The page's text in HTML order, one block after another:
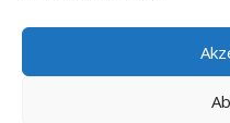
Kategorie:Termine